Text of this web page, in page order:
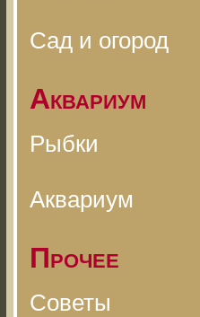
Сад и огород
Аквариум
Рыбки
Аквариум
Прочее
Советы